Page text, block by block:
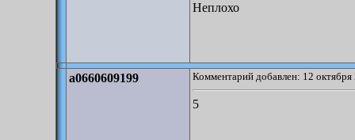
Неплохо
a0660609199 Комментарий добавлен: 12
5